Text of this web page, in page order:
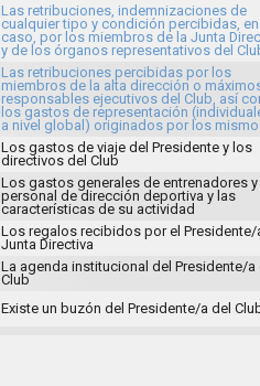
Las retribuciones, indemnizaciones de
cualquier tipo y condición percibidas,
caso, por los miembros de la Junta
y de los órganos representativos del
Las retribuciones percibidas por los
miembros de la alta dirección o
responsables ejecutivos del Club, así
los gastos de representación
a nivel global) originados por los
Los gastos de viaje del Presidente y los
directivos del Club
Los gastos generales de entrenadores y
personal de dirección deportiva y las
características de su actividad
Los regalos recibidos por el Presidente/
Junta Directiva
La agenda institucional del Presidente/a
Club
Existe un buzón del Presidente/a del